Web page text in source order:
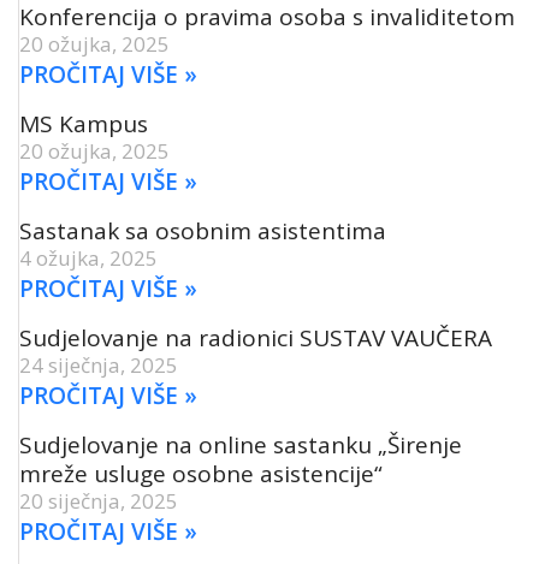
Konferencija o pravima osoba s invaliditetom
20 ožujka, 2025
PROČITAJ VIŠE »
MS Kampus
20 ožujka, 2025
PROČITAJ VIŠE »
Sastanak sa osobnim asistentima
4 ožujka, 2025
PROČITAJ VIŠE »
Sudjelovanje na radionici SUSTAV VAUČERA
24 siječnja, 2025
PROČITAJ VIŠE »
Sudjelovanje na online sastanku „Širenje
mreže usluge osobne asistencije“
20 siječnja, 2025
PROČITAJ VIŠE »